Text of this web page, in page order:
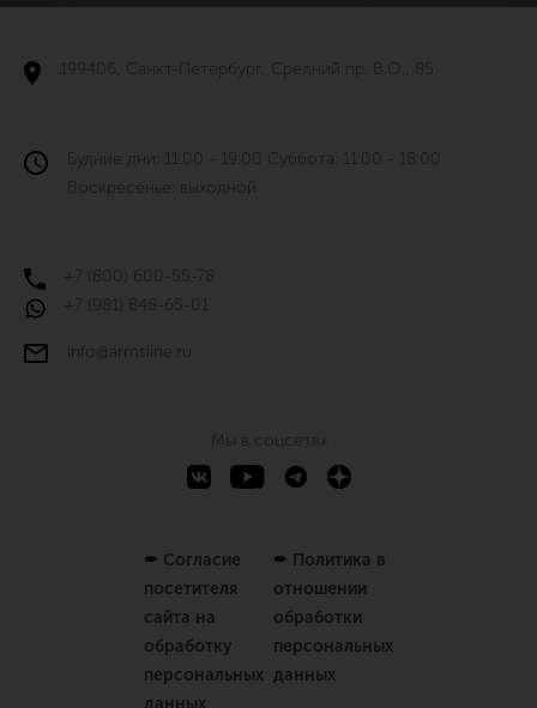
199406, Санкт-Петербург, Средний пр. В.О., 85
Будние дни: 11:00 - 19:00 Суббота: 11:00 - 18:00
Воскресенье: выходной
+7 (800) 600-55-78
+7 (981) 848-65-01
info@armsline.ru
Мы в соцсетях
✒ Согласие
посетителя
сайта на
обработку
персональных
✒ Политика в
отношении
обработки
персональных
данных